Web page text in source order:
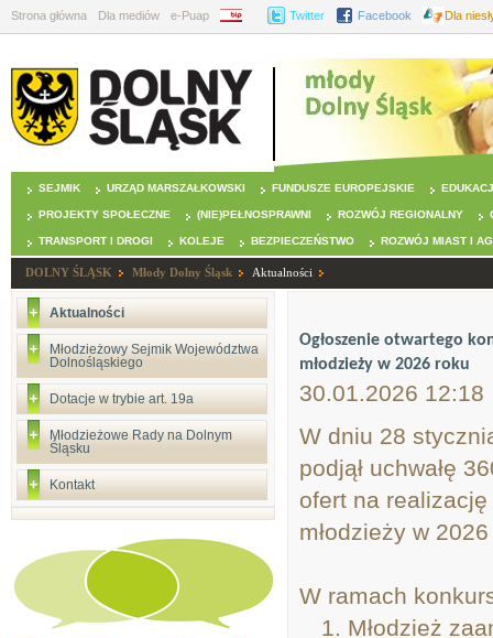
Strona główna Dla mediów e-Puap BIP Twitter Facebook Dla
SEJMIK URZĄD MARSZAŁKOWSKI FUNDUSZE EUROPEJSKIE
PROJEKTY SPOŁECZNE (NIE)PEŁNOSPRAWNI ROZWÓJ REGIONALNY
TRANSPORT I DROGI KOLEJE BEZPIECZEŃSTWO ROZWÓJ MIAST I
DOLNY ŚLĄSK Młody Dolny Śląsk Aktualności
Aktualności
Młodzieżowy Sejmik Województwa
Dolnośląskiego
Dotacje w trybie art. 19a
Młodzieżowe Rady na Dolnym
Śląsku
Kontakt
Ogłoszenie otwartego
młodzieży w 2026 roku
30.01.2026 12:18
W dniu 28
podjął uchwałę
ofert na
młodzieży w 2026
W ramach
Młodzież